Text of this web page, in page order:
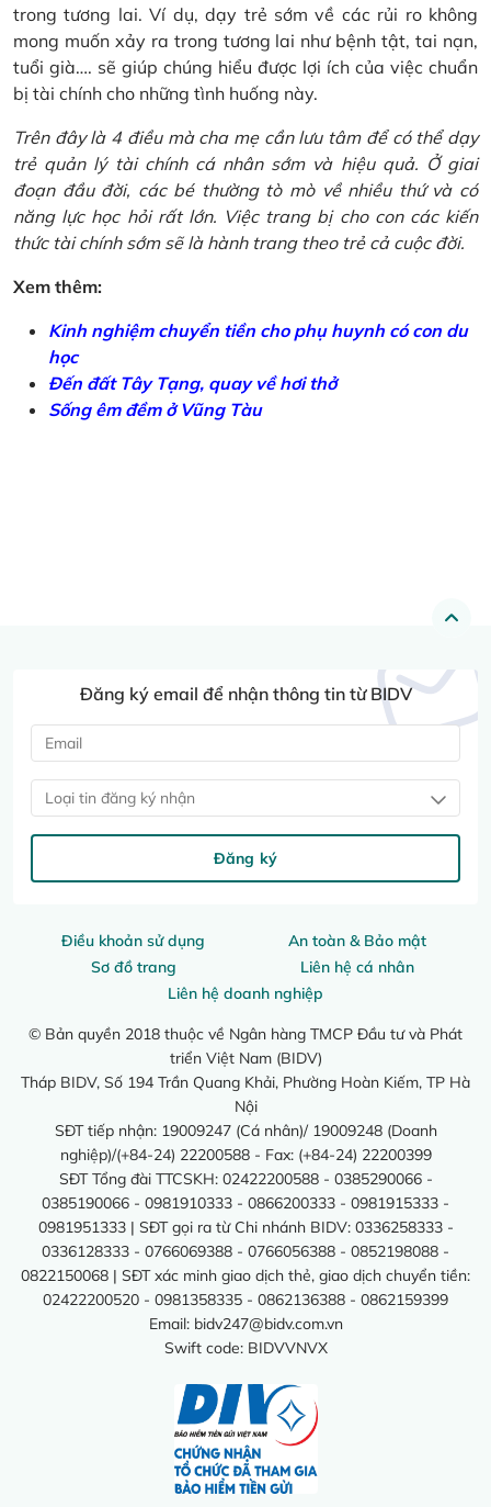
trong tương lai. Ví dụ, dạy trẻ sớm về các rủi ro không
mong muốn xảy ra trong tương lai như bệnh tật, tai nạn,
tuổi già…. sẽ giúp chúng hiểu được lợi ích của việc chuẩn
bị tài chính cho những tình huống này.
Trên đây là 4 điều mà cha mẹ cần lưu tâm để có thể dạy
trẻ quản lý tài chính cá nhân sớm và hiệu quả. Ở giai
đoạn đầu đời, các bé thường tò mò về nhiều thứ và có
năng lực học hỏi rất lớn. Việc trang bị cho con các kiến
thức tài chính sớm sẽ là hành trang theo trẻ cả cuộc đời.
Xem thêm:
Kinh nghiệm chuyển tiền cho phụ huynh có con du
học
Đến đất Tây Tạng, quay về hơi thở
Sống êm đềm ở Vũng Tàu
Điều khoản sử dụng
An toàn & Bảo mật
Sơ đồ trang
Liên hệ cá nhân
Liên hệ doanh nghiệp
© Bản quyền 2018 thuộc về Ngân hàng TMCP Đầu tư và Phát
triển Việt Nam (BIDV)
Tháp BIDV, Số 194 Trần Quang Khải, Phường Hoàn Kiếm, TP Hà
Nội
SĐT tiếp nhận: 19009247 (Cá nhân)/ 19009248 (Doanh
nghiệp)/(+84-24) 22200588 - Fax: (+84-24) 22200399
SĐT Tổng đài TTCSKH: 02422200588 - 0385290066 -
0385190066 - 0981910333 - 0866200333 - 0981915333 -
0981951333 | SĐT gọi ra từ Chi nhánh BIDV: 0336258333 -
0336128333 - 0766069388 - 0766056388 - 0852198088 -
0822150068 | SĐT xác minh giao dịch thẻ, giao dịch chuyển tiền:
02422200520 - 0981358335 - 0862136388 - 0862159399
Email: bidv247@bidv.com.vn
Swift code: BIDVVNVX
Đăng ký email để nhận thông tin từ BIDV
Loại tin đăng ký nhận
Đăng ký